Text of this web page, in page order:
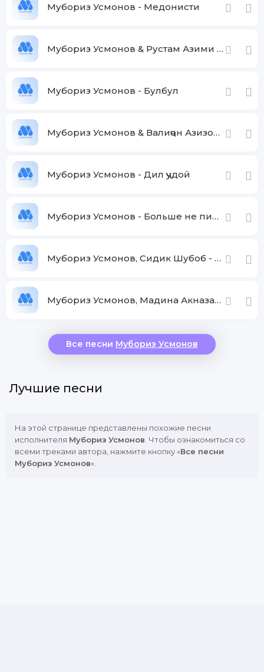
Мубориз Усмонов - Медонисти
Мубориз Усмонов & Рустам Азими - Сурайё
Мубориз Усмонов - Булбул
Мубориз Усмонов & Валиҷон Азизов - Эй ёр
Мубориз Усмонов - Дил ҷудоӣ
Мубориз Усмонов - Больше не пиши
Мубориз Усмонов, Сидик Шубоб - Духтари сардор
Мубориз Усмонов, Мадина Акназарова - Кам кам дил меканам
Все песни Мубориз Усмонов
Лучшие песни
На этой странице представлены похожие песни
исполнителя Мубориз Усмонов . Чтобы ознакомиться со
всеми треками автора, нажмите кнопку «Все песни
Мубориз Усмонов».